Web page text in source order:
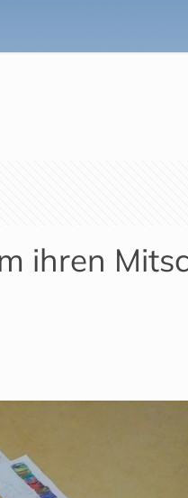
ihren